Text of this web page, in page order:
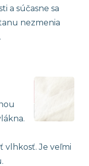
a súčasne sa
nezmenia
vlhkosť. Je veľmi